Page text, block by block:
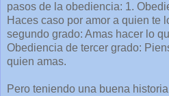
pasos de la obediencia: 1.
Haces caso por amor a quien te
segundo grado: Amas hacer lo
Obediencia de tercer grado:
quien amas.
Pero teniendo una buena